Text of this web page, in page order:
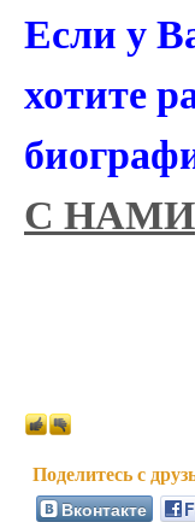
Если у
хотите
С НАМИ
Вконтакте